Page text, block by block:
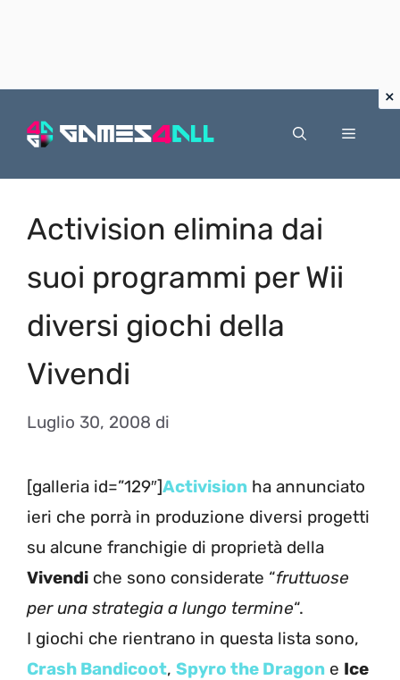
Menu
Activision elimina dai
suoi programmi per Wii
diversi giochi della
Vivendi
Luglio 30, 2008 di
[galleria id=”129″]Activision ha annunciato
ieri che porrà in produzione diversi progetti
su alcune franchigie di proprietà della
Vivendi che sono considerate “fruttuose
per una strategia a lungo termine“.
I giochi che rientrano in questa lista sono,
Crash Bandicoot, Spyro the Dragon e Ice